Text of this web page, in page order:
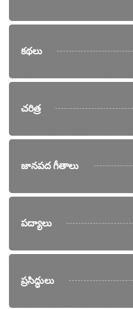
కథలు
చరిత్ర
జానపద గీతాలు
పద్యాలు
ప్రసిద్ధులు